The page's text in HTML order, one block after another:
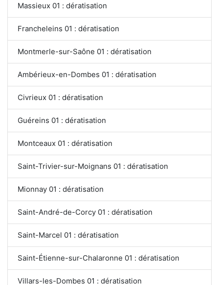
Massieux 01 : dératisation
Francheleins 01 : dératisation
Montmerle-sur-Saône 01 : dératisation
Ambérieux-en-Dombes 01 : dératisation
Civrieux 01 : dératisation
Guéreins 01 : dératisation
Montceaux 01 : dératisation
Saint-Trivier-sur-Moignans 01 : dératisation
Mionnay 01 : dératisation
Saint-André-de-Corcy 01 : dératisation
Saint-Marcel 01 : dératisation
Saint-Étienne-sur-Chalaronne 01 : dératisation
Villars-les-Dombes 01 : dératisation